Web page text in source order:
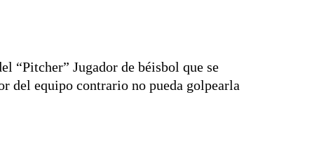
“Pitcher” Jugador de béisbol que se
del equipo contrario no pueda golpearla